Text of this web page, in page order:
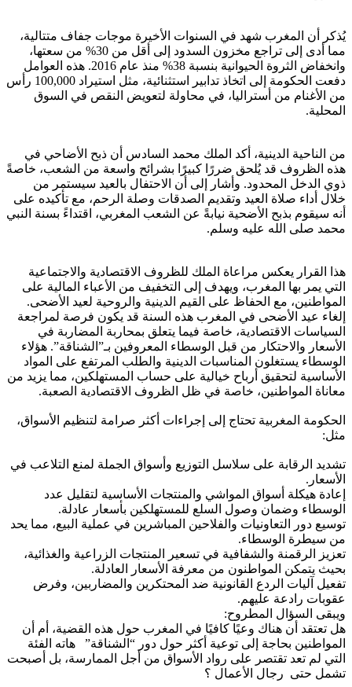
يُذكر أن المغرب شهد في السنوات الأخيرة موجات جفاف متتالية،
مما أدى إلى تراجع مخزون السدود إلى أقل من 30% من سعتها،
وانخفاض الثروة الحيوانية بنسبة 38% منذ عام 2016. هذه العوامل
دفعت الحكومة إلى اتخاذ تدابير استثنائية، مثل استيراد 100,000 رأس
من الأغنام من أستراليا، في محاولة لتعويض النقص في السوق
المحلية.
من الناحية الدينية، أكد الملك محمد السادس أن ذبح الأضاحي في
هذه الظروف قد يُلحق ضررًا كبيرًا بشرائح واسعة من الشعب، خاصةً
ذوي الدخل المحدود. وأشار إلى أن الاحتفال بالعيد سيستمر من
خلال أداء صلاة العيد وتقديم الصدقات وصلة الرحم، مع تأكيده على
أنه سيقوم بذبح الأضحية نيابةً عن الشعب المغربي، اقتداءً بسنة النبي
محمد صلى الله عليه وسلم.
هذا القرار يعكس مراعاة الملك للظروف الاقتصادية والاجتماعية
التي يمر بها المغرب، ويهدف إلى التخفيف من الأعباء المالية على
المواطنين، مع الحفاظ على القيم الدينية والروحية لعيد الأضحى.
إلغاء عيد الأضحى في المغرب هذه السنة قد يكون فرصة لمراجعة
السياسات الاقتصادية، خاصة فيما يتعلق بمحاربة المضاربة في
الأسعار والاحتكار من قبل الوسطاء المعروفين بـ”الشناقة”. هؤلاء
الوسطاء يستغلون المناسبات الدينية والطلب المرتفع على المواد
الأساسية لتحقيق أرباح خيالية على حساب المستهلكين، مما يزيد من
معاناة المواطنين، خاصة في ظل الظروف الاقتصادية الصعبة.
الحكومة المغربية تحتاج إلى إجراءات أكثر صرامة لتنظيم الأسواق،
مثل:
تشديد الرقابة على سلاسل التوزيع وأسواق الجملة لمنع التلاعب في
الأسعار.
إعادة هيكلة أسواق المواشي والمنتجات الأساسية لتقليل عدد
الوسطاء وضمان وصول السلع للمستهلكين بأسعار عادلة.
توسيع دور التعاونيات والفلاحين المباشرين في عملية البيع، مما يحد
من سيطرة الوسطاء.
تعزيز الرقمنة والشفافية في تسعير المنتجات الزراعية والغذائية،
بحيث يتمكن المواطنون من معرفة الأسعار العادلة.
تفعيل آليات الردع القانونية ضد المحتكرين والمضاربين، وفرض
عقوبات رادعة عليهم.
ويبقى السؤال المطروح:
هل تعتقد أن هناك وعيًا كافيًا في المغرب حول هذه القضية، أم أن
المواطنين بحاجة إلى توعية أكثر حول دور “الشناقة” هاته الفئة
التي لم تعد تقتصر على رواد الأسواق من أجل الممارسة، بل أصبحت
تشمل حتى رجال الأعمال ؟